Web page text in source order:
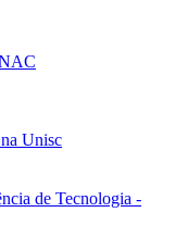
Unisc
de Tecnologia -